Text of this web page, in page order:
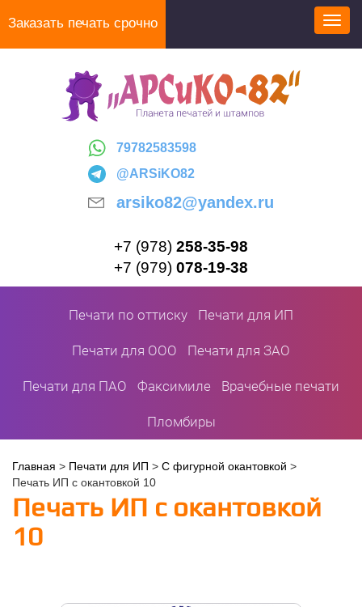
Заказать печать срочно
79782583598
@ARSiKO82
arsiko82@yandex.ru
+7 (978) 258-35-98
+7 (979) 078-19-38
Печати по оттиску Печати для ИП
Печати для ООО Печати для ЗАО
Печати для ПАО Факсимиле Врачебные печати
Пломбиры
Вы
здесь
Главная > Печати для ИП > С фигурной окантовкой >
Печать ИП с окантовкой 10
Печать ИП с окантовкой
10